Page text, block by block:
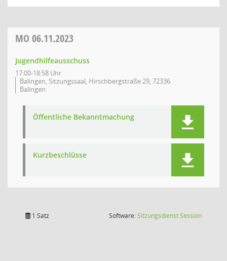
MO 06.11.2023
Jugendhilfeausschuss
17:00-18:58 Uhr
Balingen, Sitzungssaal, Hirschbergstraße 29, 72336
Balingen
Öffentliche Bekanntmachung
Kurzbeschlüsse
1 Satz Software:SitzungsdienstSession(Wird in